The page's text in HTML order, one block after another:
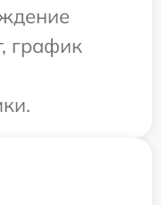
график